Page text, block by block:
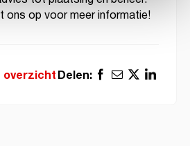
ons op voor meer informatie!
overzichtDelen: